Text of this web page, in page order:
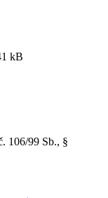
kB
106/99 Sb., §